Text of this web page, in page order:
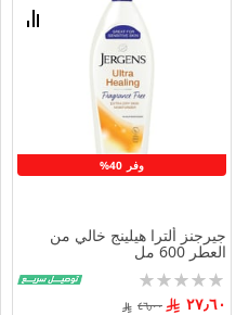
وفر 40%
قارن
جيرجنز ألترا هيلينج خالي من
العطر 600 مل
Rating:
0%
٢٧٫٦٠ ٤٦٫٠٠